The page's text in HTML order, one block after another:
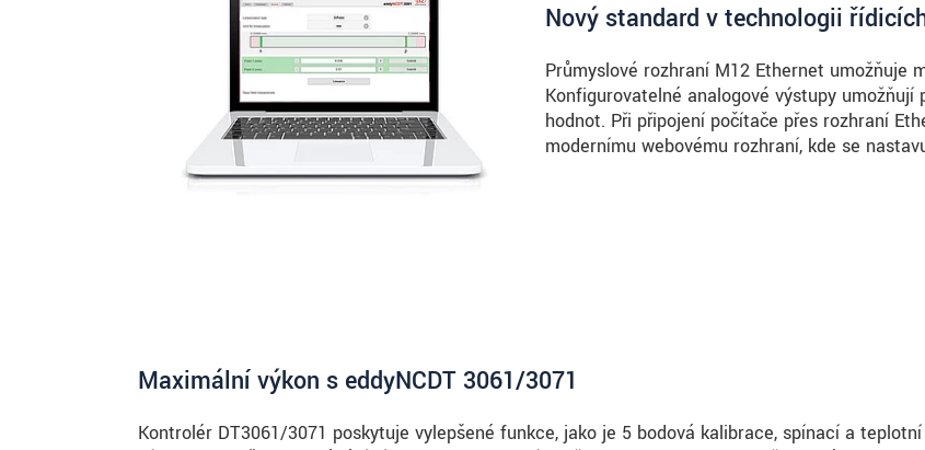
Nový standard v technologii
Průmyslové rozhraní M12 Ethernet umožňuje
Konfigurovatelné analogové výstupy
hodnot. Při připojení počítače přes rozhraní
modernímu webovému rozhraní, kde se
Maximální výkon s eddyNCDT 3061/3071
Kontrolér DT3061/3071 poskytuje vylepšené funkce, jako je 5 bodová kalibrace, spínací a teplotní